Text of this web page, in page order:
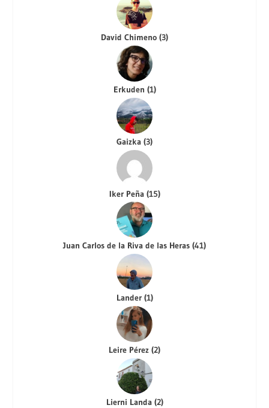
David Chimeno (3)
Erkuden (1)
Gaizka (3)
Iker Peña (15)
Juan Carlos de la Riva de las Heras (41)
Lander (1)
Leire Pérez (2)
Lierni Landa (2)